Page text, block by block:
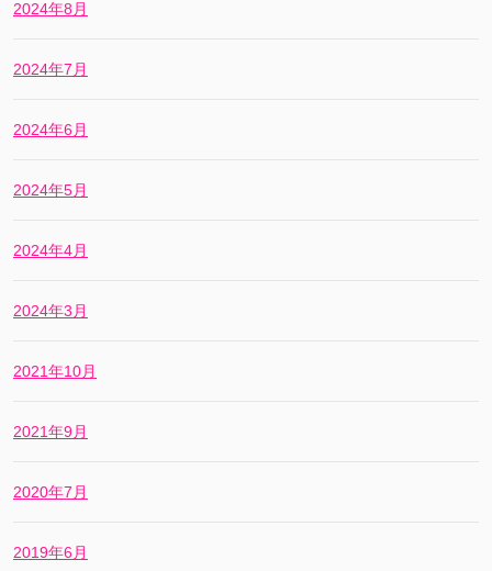
2024年8月
2024年7月
2024年6月
2024年5月
2024年4月
2024年3月
2021年10月
2021年9月
2020年7月
2019年6月